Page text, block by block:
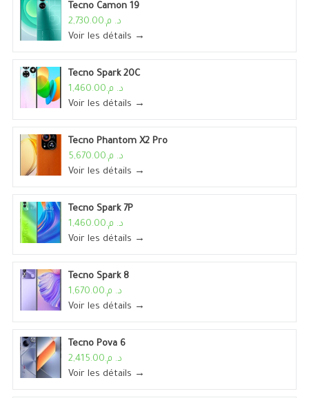
Tecno Camon 19
د. م.2,730.00
Voir les détails →
Tecno Spark 20C
د. م.1,460.00
Voir les détails →
Tecno Phantom X2 Pro
د. م.5,670.00
Voir les détails →
Tecno Spark 7P
د. م.1,460.00
Voir les détails →
Tecno Spark 8
د. م.1,670.00
Voir les détails →
Tecno Pova 6
د. م.2,415.00
Voir les détails →